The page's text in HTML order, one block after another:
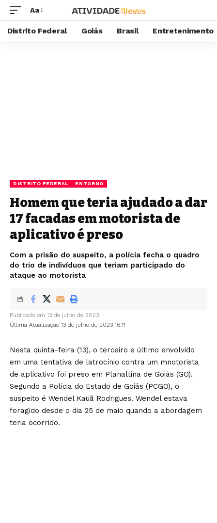
Aa
Distrito Federal Goiás Brasil Entretenimento
DISTRITO FEDERAL ENTORNO
Homem que teria ajudado a dar
17 facadas em motorista de
aplicativo é preso
Com a prisão do suspeito, a polícia fecha o quadro
do trio de indivíduos que teriam participado do
ataque ao motorista
Última Atualização 13 de julho de 2023 16:11
Publicado em 13 de julho de 2023
Nesta quinta-feira (13), o terceiro e último envolvido
em uma tentativa de latrocínio contra um mnotorista
de aplicativo foi preso em Planaltina de Goiás (GO).
Segundo a Polícia do Estado de Goiás (PCGO), o
suspeito é Wendel Kauã Rodrigues. Wendel estava
foragido desde o dia 25 de maio quando a abordagem
teria ocorrido.